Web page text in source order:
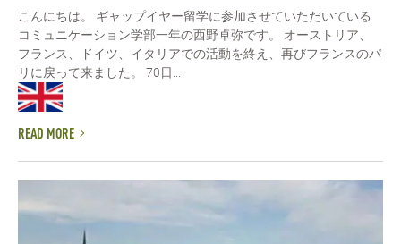
こんにちは。 ギャップイヤー留学に参加させていただいている
コミュニケーション学部一年の西野卓弥です。 オーストリア、
フランス、ドイツ、イタリアでの活動を終え、再びフランスのパ
リに戻って来ました。 70日...
READ MORE